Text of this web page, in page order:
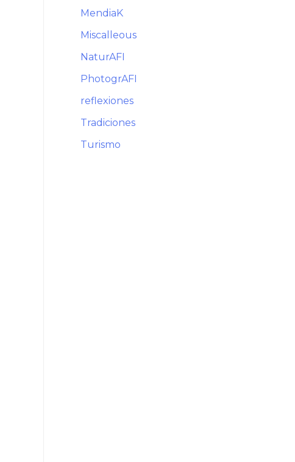
MendiaK
Miscalleous
NaturAFI
PhotogrAFI
reflexiones
Tradiciones
Turismo